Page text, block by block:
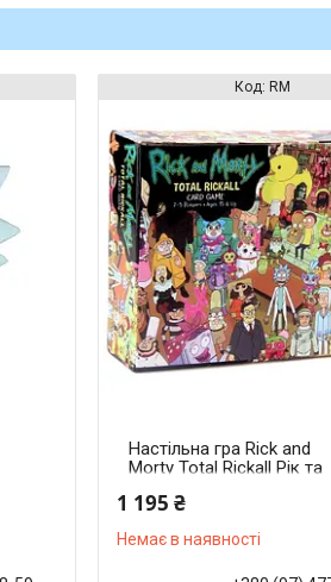
RM
Настільна гра Rick and
Morty Total Rickall Рік та
1 195 ₴
Немає в наявності